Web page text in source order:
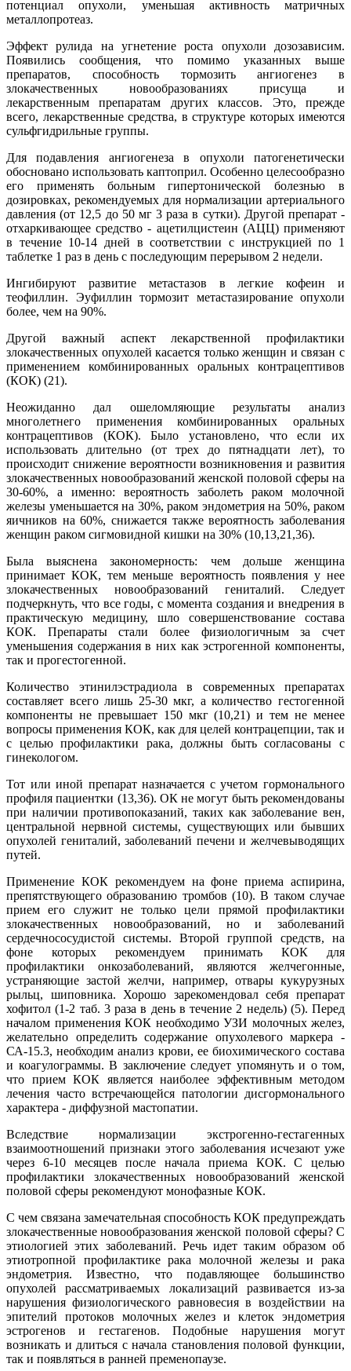
потенциал опухоли, уменьшая активность матричных
металлопротеаз.
Эффект рулида на угнетение роста опухоли дозозависим.
Появились сообщения, что помимо указанных выше
препаратов, способность тормозить ангиогенез в
злокачественных новообразованиях присуща и
лекарственным препаратам других классов. Это, прежде
всего, лекарственные средства, в структуре которых имеются
сульфгидрильные группы.
Для подавления ангиогенеза в опухоли патогенетически
обосновано использовать каптоприл. Особенно целесообразно
его применять больным гипертонической болезнью в
дозировках, рекомендуемых для нормализации артериального
давления (от 12,5 до 50 мг 3 раза в сутки). Другой препарат -
отхаркивающее средство - ацетилцистеин (АЦЦ) применяют
в течение 10-14 дней в соответствии с инструкцией по 1
таблетке 1 раз в день с последующим перерывом 2 недели.
Ингибируют развитие метастазов в легкие кофеин и
теофиллин. Эуфиллин тормозит метастазирование опухоли
более, чем на 90%.
Другой важный аспект лекарственной профилактики
злокачественных опухолей касается только женщин и связан с
применением комбинированных оральных контрацептивов
(КОК) (21).
Неожиданно дал ошеломляющие результаты анализ
многолетнего применения комбинированных оральных
контрацептивов (КОК). Было установлено, что если их
использовать длительно (от трех до пятнадцати лет), то
происходит снижение вероятности возникновения и развития
злокачественных новообразований женской половой сферы на
30-60%, а именно: вероятность заболеть раком молочной
железы уменьшается на 30%, раком эндометрия на 50%, раком
яичников на 60%, снижается также вероятность заболевания
женщин раком сигмовидной кишки на 30% (10,13,21,36).
Была выяснена закономерность: чем дольше женщина
принимает КОК, тем меньше вероятность появления у нее
злокачественных новообразований гениталий. Следует
подчеркнуть, что все годы, с момента создания и внедрения в
практическую медицину, шло совершенствование состава
КОК. Препараты стали более физиологичным за счет
уменьшения содержания в них как эстрогенной компоненты,
так и прогестогенной.
Количество этинилэстрадиола в современных препаратах
составляет всего лишь 25-30 мкг, а количество гестогенной
компоненты не превышает 150 мкг (10,21) и тем не менее
вопросы применения КОК, как для целей контрацепции, так и
с целью профилактики рака, должны быть согласованы с
гинекологом.
Тот или иной препарат назначается с учетом гормонального
профиля пациентки (13,36). ОК не могут быть рекомендованы
при наличии противопоказаний, таких как заболевание вен,
центральной нервной системы, существующих или бывших
опухолей гениталий, заболеваний печени и желчевыводящих
путей.
Применение КОК рекомендуем на фоне приема аспирина,
препятствующего образованию тромбов (10). В таком случае
прием его служит не только цели прямой профилактики
злокачественных новообразований, но и заболеваний
сердечнососудистой системы. Второй группой средств, на
фоне которых рекомендуем принимать КОК для
профилактики онкозаболеваний, являются желчегонные,
устраняющие застой желчи, например, отвары кукурузных
рыльц, шиповника. Хорошо зарекомендовал себя препарат
хофитол (1-2 таб. 3 раза в день в течение 2 недель) (5). Перед
началом применения КОК необходимо УЗИ молочных желез,
желательно определить содержание опухолевого маркера -
СА-15.3, необходим анализ крови, ее биохимического состава
и коагулограммы. В заключение следует упомянуть и о том,
что прием КОК является наиболее эффективным методом
лечения часто встречающейся патологии дисгормонального
характера - диффузной мастопатии.
Вследствие нормализации экстрогенно-гестагенных
взаимоотношений признаки этого заболевания исчезают уже
через 6-10 месяцев после начала приема КОК. С целью
профилактики злокачественных новообразований женской
половой сферы рекомендуют монофазные КОК.
С чем связана замечательная способность КОК предупреждать
злокачественные новообразования женской половой сферы? С
этиологией этих заболеваний. Речь идет таким образом об
этиотропной профилактике рака молочной железы и рака
эндометрия. Известно, что подавляющее большинство
опухолей рассматриваемых локализаций развивается из-за
нарушения физиологического равновесия в воздействии на
эпителий протоков молочных желез и клеток эндометрия
эстрогенов и гестагенов. Подобные нарушения могут
возникать и длиться с начала становления половой функции,
так и появляться в ранней пременопаузе.